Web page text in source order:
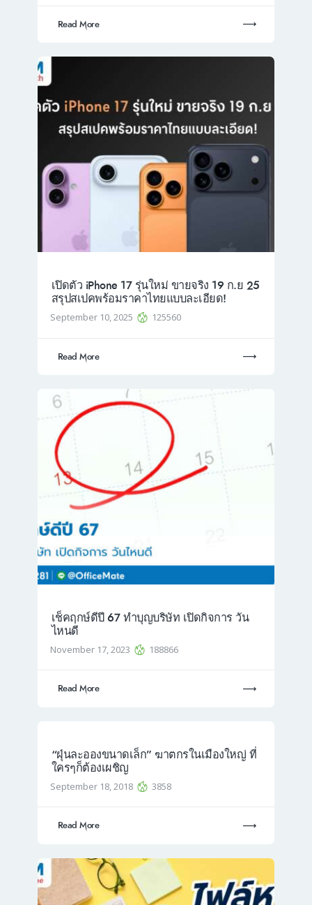
Read More
เปิดตัว iPhone 17 รุ่นใหม่ ขายจริง 19 ก.ย 25
สรุปสเปคพร้อมราคาไทยแบบละเอียด!
September 10, 2025 125560
Read More
เช็คฤกษ์ดีปี 67 ทำบุญบริษัท เปิดกิจการ วัน
ไหนดี
November 17, 2023 188866
Read More
“ฝุ่นละอองขนาดเล็ก” ฆาตกรในเมืองใหญ่ ที่
ใครๆก็ต้องเผชิญ
September 18, 2018 3858
Read More